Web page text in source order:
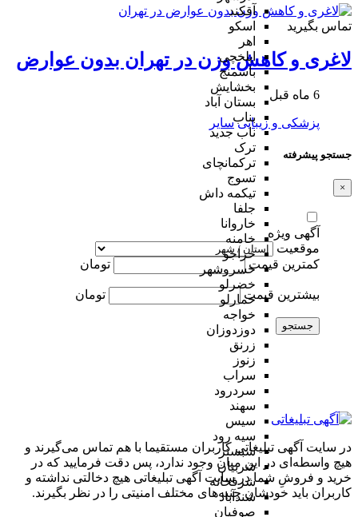
آقکند
اسکو
اهر
ایلخچی
باسمنج
بخشایش
بستان آباد
بناب
ناب جدید
ترک
ترکمانچای
تسوج
تیکمه داش
جلفا
خاروانا
خامنه
خراجو
خسروشهر
خضرلو
خمارلو
خواجه
دوزدوزان
زرنق
زنوز
سراب
سردرود
سهند
سیس
سیه رود
شبستر
شربیان
شرفخانه
شندآباد
صوفیان
تماس بگیرید
لاغری و کاهش وزن در تهران بدون عوارض
6 ماه قبل
پزشکی و زیبایی سایر
جستجو پیشرفته
×
آگهی ویژه
موقعیت
کمترین قیمت
تومان
بیشترین قیمت تومان
جستجو
در سایت آگهی تبلیغاتی کاربران مستقیما با هم تماس می‌گیرند و
هیچ واسطه‌ای در این میان وجود ندارد، پس دقت فرمایید که در
خرید و فروشِ شما در سایت آگهی تبلیغاتی هیچ دخالتی نداشته و
کاربران باید خودشان جنبه‌های مختلف امنیتی را در نظر بگیرند.